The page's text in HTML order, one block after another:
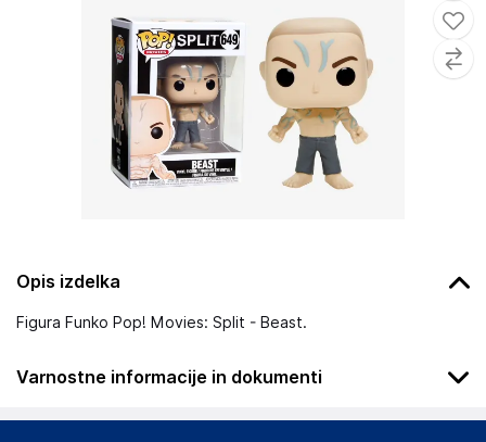
Opis izdelka
Figura Funko Pop! Movies: Split - Beast.
Varnostne informacije in dokumenti
Podatki o proizvajalcu